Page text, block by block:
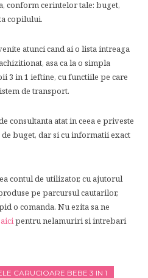
conform cerintelor tale: buget,
copilului.
atunci cand ai o lista intreaga
asa ca la o simpla
3 in 1 ieftine, cu functiile pe care
de transport.
consultanta atat in ceea e priveste
buget, dar si cu informatii exact
contul de utilizator, cu ajutorul
pe parcursul cautarilor,
o comanda. Nu ezita sa ne
aici pentru nelamuriri si intrebari
CARUCIOARE BEBE 3 IN 1